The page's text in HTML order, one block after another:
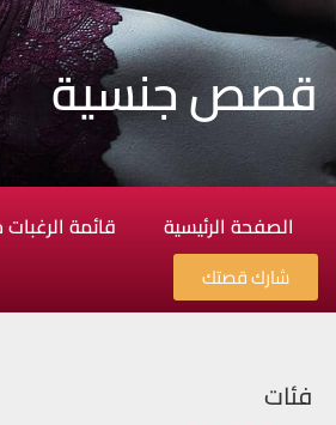
قصص جنسية
الصفحة الرئيسية قائمة
شارك قصتك
فئات